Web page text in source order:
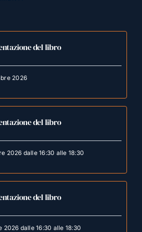
del libro
2026
del libro
2026 dalle 16:30 alle 18:30
del libro
2026 dalle 16:30 alle 18:30